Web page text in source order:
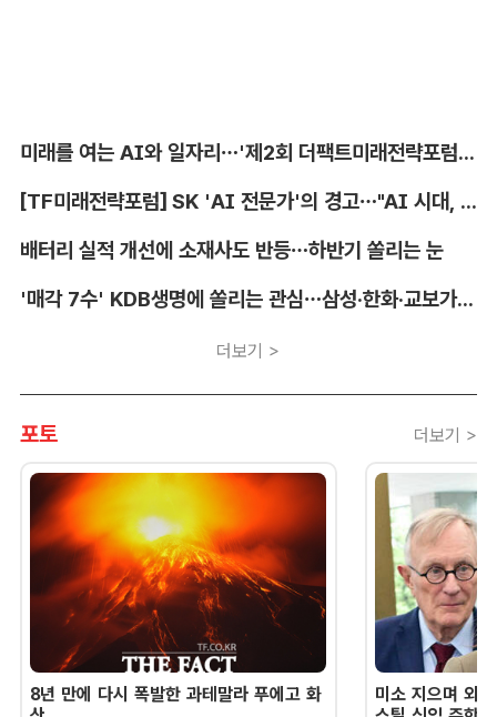
미래를 여는 AI와 일자리…'제2회 더팩트미래전략포럼' 참가 신청
[TF미래전략포럼] SK 'AI 전문가'의 경고…"AI 시대, 인재 격차 더 커진다"
배터리 실적 개선에 소재사도 반등…하반기 쏠리는 눈
'매각 7수' KDB생명에 쏠리는 관심…삼성·한화·교보가 주목하는 이유
더보기 >
포토 더보기 >
8년 만에 다시 폭발한 과테말라 푸에고 화
미소 지으며 외